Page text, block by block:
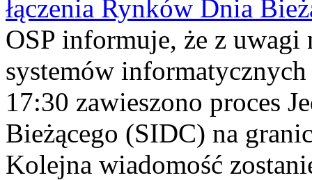
łączenia Rynków Dnia
OSP informuje, że z uwagi
systemów
17:30 zawieszono proces
Bieżącego (SIDC) na
Kolejna wiadomość